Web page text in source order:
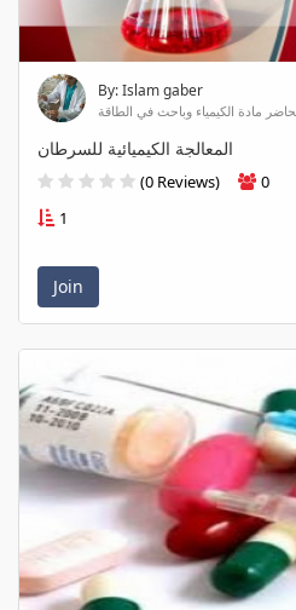
By: Islam gaber
المعالجة الكيميائية للسرطان
(0 Reviews) 0
1
Join